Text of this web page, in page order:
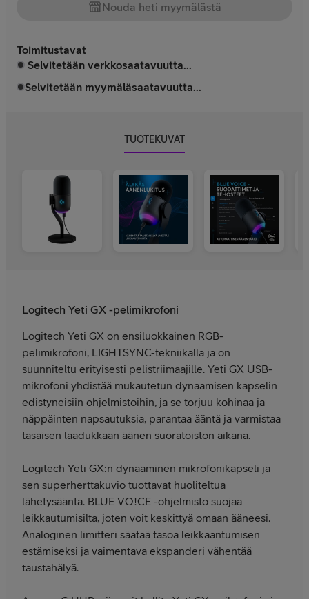
Nouda heti myymälästä
Toimitustavat
Selvitetään verkkosaatavuutta...
Selvitetään myymäläsaatavuutta...
TUOTEKUVAT
Logitech Yeti GX -pelimikrofoni
Logitech Yeti GX on ensiluokkainen RGB-
pelimikrofoni, LIGHTSYNC-tekniikalla ja on
suunniteltu erityisesti pelistriimaajille. Yeti GX USB-
mikrofoni yhdistää mukautetun dynaamisen kapselin
edistyneisiin ohjelmistoihin, ja se torjuu kohinaa ja
näppäinten napsautuksia, parantaa ääntä ja varmistaa
tasaisen laadukkaan äänen suoratoiston aikana.
Logitech Yeti GX:n dynaaminen mikrofonikapseli ja
sen superherttakuvio tuottavat huoliteltua
lähetysääntä. BLUE VO!CE -ohjelmisto suojaa
leikkautumisilta, joten voit keskittyä omaan ääneesi.
Analoginen limitteri säätää tasoa leikkaantumisen
estämiseksi ja vaimentava ekspanderi vähentää
taustahälyä.